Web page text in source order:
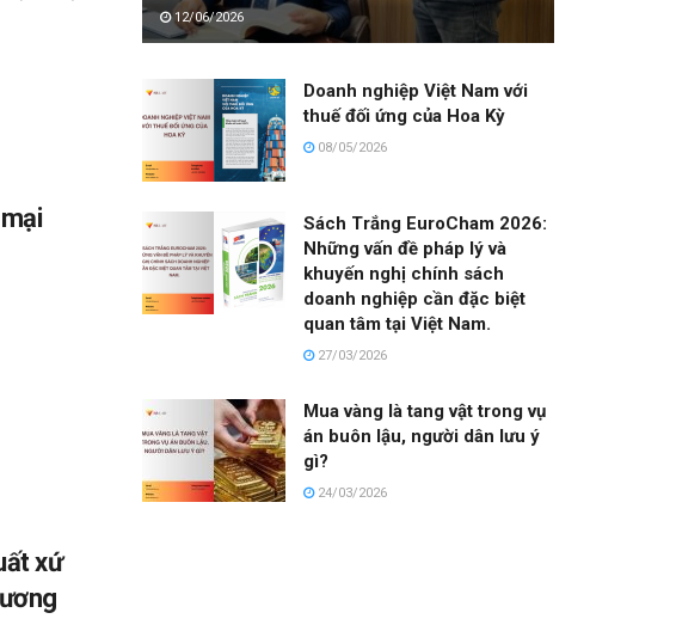
xứ
12/06/2026
Doanh nghiệp Việt Nam với
thuế đối ứng của Hoa Kỳ
08/05/2026
Sách Trắng EuroCham 2026:
Những vấn đề pháp lý và
khuyến nghị chính sách
doanh nghiệp cần đặc biệt
quan tâm tại Việt Nam.
27/03/2026
Mua vàng là tang vật trong vụ
án buôn lậu, người dân lưu ý
gì?
24/03/2026